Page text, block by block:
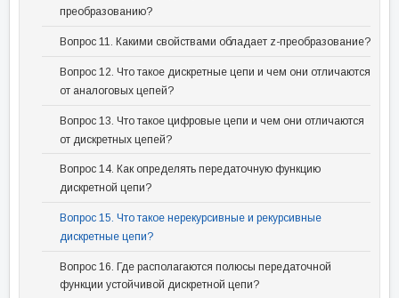
преобразованию?
Вопрос 11. Какими свойствами обладает z-преобразование?
Вопрос 12. Что такое дискретные цепи и чем они отличаются
от аналоговых цепей?
Вопрос 13. Что такое цифровые цепи и чем они отличаются
от дискретных цепей?
Вопрос 14. Как определять передаточную функцию
дискретной цепи?
Вопрос 15. Что такое нерекурсивные и рекурсивные
дискретные цепи?
Вопрос 16. Где располагаются полюсы передаточной
функции устойчивой дискретной цепи?